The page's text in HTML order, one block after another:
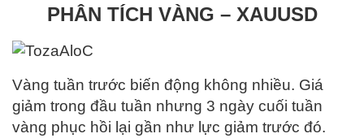
PHÂN TÍCH VÀNG – XAUUSD
Vàng tuần trước biến động không nhiều. Giá
giảm trong đầu tuần nhưng 3 ngày cuối tuần
vàng phục hồi lại gần như lực giảm trước đó.